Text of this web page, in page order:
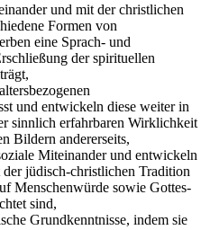
und mit der christlichen
Formen von
eine Sprach- und
der spirituellen
und entwickeln diese weiter in
sinnlich erfahrbaren Wirklichkeit
Bildern andererseits,
Miteinander und entwickeln
jüdisch-christlichen Tradition
Menschenwürde sowie Gottes-
sind,
Grundkenntnisse, indem sie